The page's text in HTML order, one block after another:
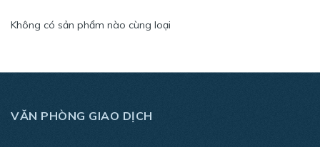
Không có sản phẩm nào cùng loại
VĂN PHÒNG GIAO DỊCH